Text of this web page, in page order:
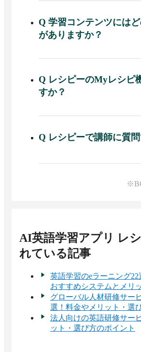
く学習できます。
Q 学習コンテンツには
がありますか？
A さまざまな分野の最新ニ
「Ordinary Day」、会話形式
ンツなど、多彩な教材が用意
Q レシピーのMyレシピ
すか？
A Myレシピ機能では、学習
教材を選び、AIが最短で英
キュラムを自動で作成して毎
Q レシピーで講師に質
A 有料プラン（プロプラン
AI英語学習アプリ レ
れている記事
英語学習のeラーニング
おすすめシステムとメリ
グローバル人材研修サー
選！料金やメリット・選
法人向けの英語研修サー
ット・選び方のポイント